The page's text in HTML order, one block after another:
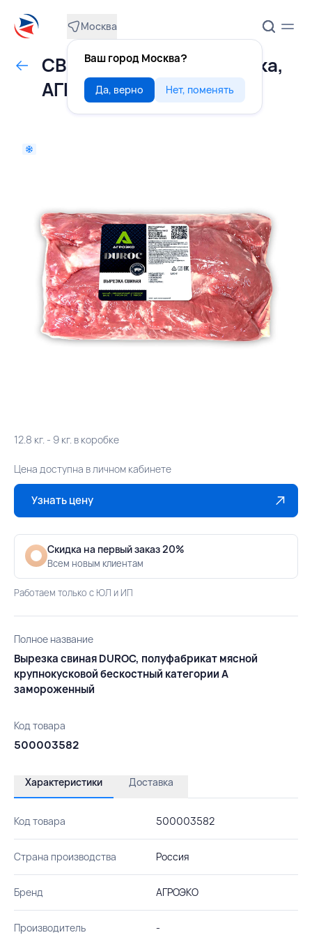
Москва
Ваш город Москва?
Да, верно Нет, поменять
СВИНИНА DUROC вырезка,
АГРОЭКО, РОССИЯ
12.8 кг. - 9 кг. в коробке
Цена доступна в личном кабинете
Узнать цену
Скидка на первый заказ 20%
Всем новым клиентам
Работаем только с ЮЛ и ИП
Полное название
Вырезка свиная DUROC, полуфабрикат мясной
крупнокусковой бескостный категории А
замороженный
Код товара
500003582
Характеристики Доставка
Код товара 500003582
Страна производства Россия
Бренд АГРОЭКО
Производитель -